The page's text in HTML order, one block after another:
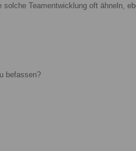
Teamentwicklung oft ähneln,
befassen?